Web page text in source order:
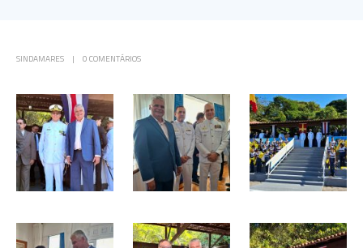
SINDAMARES 0 COMENTÁRIOS